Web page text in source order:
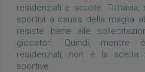
residenziali e scuole.
sportivi a causa della maglia
resiste bene alle
giocatori. Quindi, mentre
residenziali, non è la scelta
sportive.